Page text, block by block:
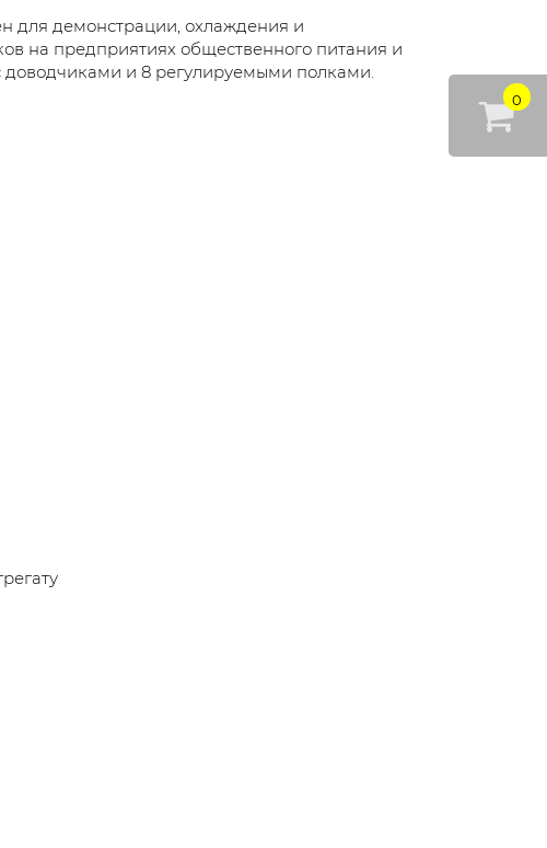
0
для демонстрации, охлаждения и
на предприятиях общественного питания и
и 8 регулируемыми полками.